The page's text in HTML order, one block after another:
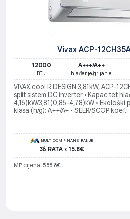
Vivax ACP-
12000
BTU
A+++/A++
hlađenje/grijanje
VIVAX cool R DESIGN 3,81kW, ACP-
split sistem DC inverter • Kapacitet
4,16)kW/3,81(0,85-4,78)kW • Ekološki
klasa (h/g): A++/A+ • SEER/SCOP koef.:
otapanje, Turbo funkcija, 24h timer
MULTICOM FINANSIRANJE
36 RATA x 15.8€
MP cijena: 588.8€